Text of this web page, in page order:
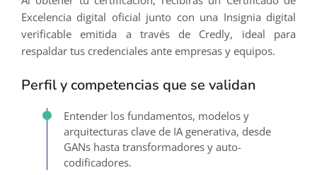
Excelencia digital oficial junto con una Insignia digital
verificable emitida a través de Credly, ideal para
respaldar tus credenciales ante empresas y equipos.
Perfil y competencias que se validan
Entender los fundamentos, modelos y
arquitecturas clave de IA generativa, desde
GANs hasta transformadores y auto-
codificadores.